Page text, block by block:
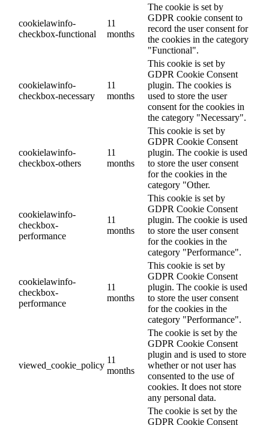
cookielawinfo-
checkbox-functional
11
months
The cookie is set by
GDPR cookie consent to
record the user consent for
the cookies in the category
"Functional".
cookielawinfo-
checkbox-necessary
11
months
This cookie is set by
GDPR Cookie Consent
plugin. The cookies is
used to store the user
consent for the cookies in
the category "Necessary".
cookielawinfo-
checkbox-others
11
months
This cookie is set by
GDPR Cookie Consent
plugin. The cookie is used
to store the user consent
for the cookies in the
category "Other.
cookielawinfo-
checkbox-
performance
11
months
This cookie is set by
GDPR Cookie Consent
plugin. The cookie is used
to store the user consent
for the cookies in the
category "Performance".
cookielawinfo-
checkbox-
performance
11
months
This cookie is set by
GDPR Cookie Consent
plugin. The cookie is used
to store the user consent
for the cookies in the
category "Performance".
viewed_cookie_policy
11
months
The cookie is set by the
GDPR Cookie Consent
plugin and is used to store
whether or not user has
consented to the use of
cookies. It does not store
any personal data.
The cookie is set by the
GDPR Cookie Consent